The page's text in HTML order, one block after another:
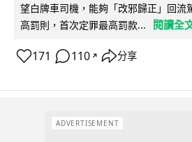
望白牌車司機，能夠「改邪歸正」回流
高罰則，首次定罪最高罰款...
閱讀全
171 110 ↗ 分享
ADVERTISEMENT